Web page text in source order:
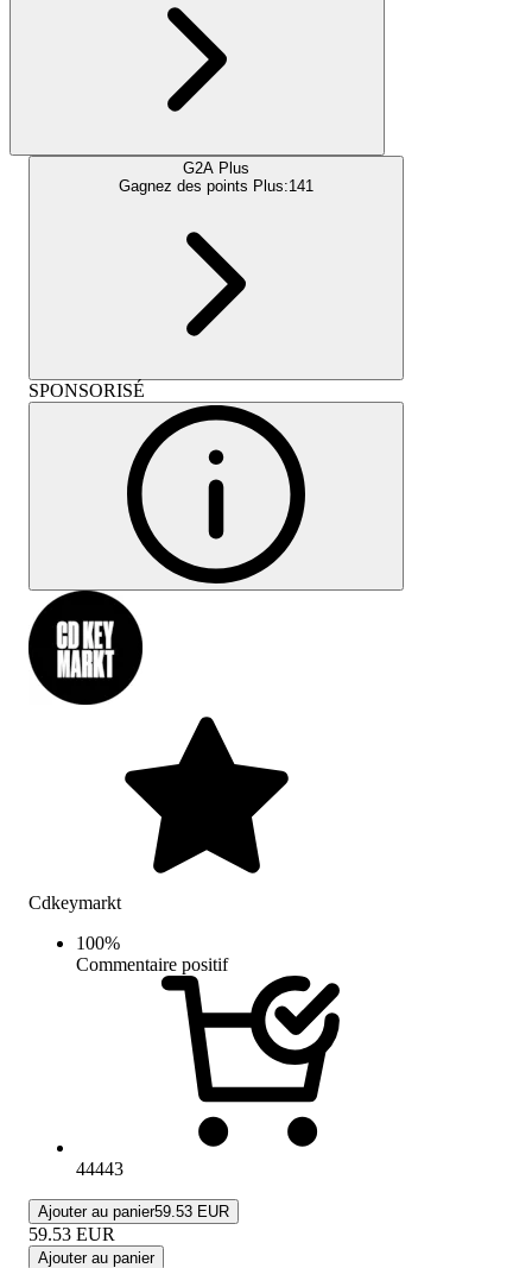
G2A Plus
Gagnez des points Plus:141
SPONSORISÉ
Cdkeymarkt
100%
Commentaire positif
44443
Ajouter au panier59.53 EUR
59.53 EUR
Ajouter au panier